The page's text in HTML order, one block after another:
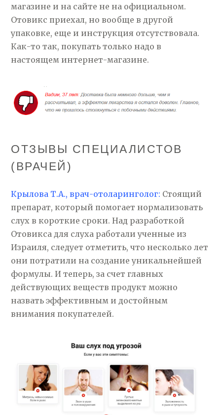
магазине и на сайте не на официальном.
Отовикс приехал, но вообще в другой
упаковке, еще и инструкция отсутствовала.
Как-то так, покупать только надо в
настоящем интернет-магазине.
ОТЗЫВЫ СПЕЦИАЛИСТОВ
(ВРАЧЕЙ)
Крылова Т.А., врач-отоларинголог: Стоящий
препарат, который помогает нормализовать
слух в короткие сроки. Над разработкой
Отовикса для слуха работали ученные из
Израиля, следует отметить, что несколько лет
они потратили на создание уникальнейшей
формулы. И теперь, за счет главных
действующих веществ продукт можно
назвать эффективным и достойным
внимания покупателей.